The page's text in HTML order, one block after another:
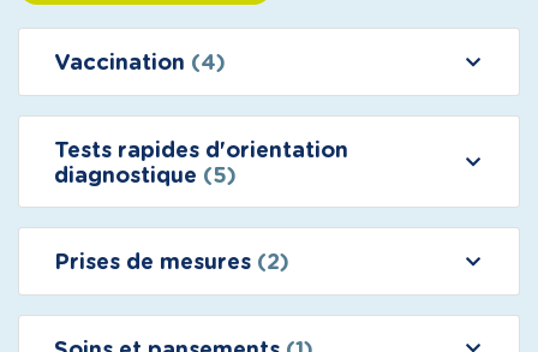
Vaccination (4)
Tests rapides d'orientation
diagnostique (5)
Prises de mesures (2)